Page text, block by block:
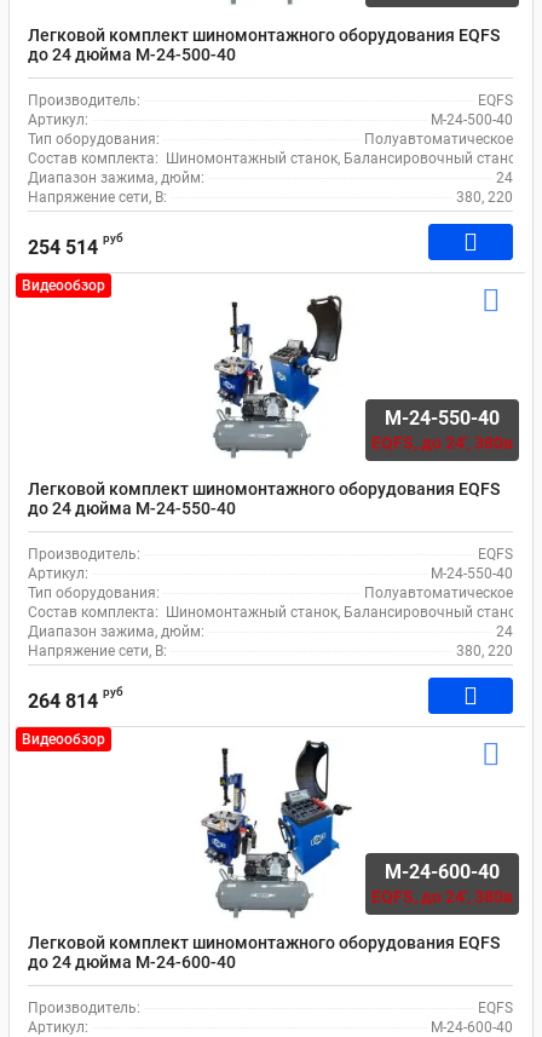
Легковой комплект шиномонтажного оборудования EQFS
до 24 дюйма M-24-500-40
Производитель:
EQFS
Артикул:
M-24-500-40
Тип оборудования:
Полуавтоматическое
Состав комплекта:
Шиномонтажный станок, Балансировочный станок,
Диапазон зажима, дюйм:
24
Напряжение сети, В:
380, 220
254 514 руб
Видеообзор
M-24-550-40
EQFS,до 24', 380в
Легковой комплект шиномонтажного оборудования EQFS
до 24 дюйма M-24-550-40
Производитель:
EQFS
Артикул:
M-24-550-40
Тип оборудования:
Полуавтоматическое
Состав комплекта:
Шиномонтажный станок, Балансировочный станок,
Диапазон зажима, дюйм:
24
Напряжение сети, В:
380, 220
264 814 руб
Видеообзор
M-24-600-40
EQFS,до 24', 380в
Легковой комплект шиномонтажного оборудования EQFS
до 24 дюйма M-24-600-40
Производитель:
EQFS
Артикул:
M-24-600-40